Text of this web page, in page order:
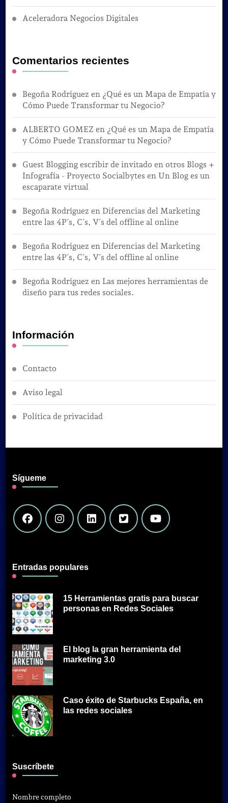
Aceleradora Negocios Digitales
Comentarios recientes
Begoña Rodríguez en ¿Qué es un Mapa de Empatía y
Cómo Puede Transformar tu Negocio?
ALBERTO GOMEZ en ¿Qué es un Mapa de Empatía
y Cómo Puede Transformar tu Negocio?
Guest Blogging escribir de invitado en otros Blogs +
Infografía - Proyecto Socialbytes en Un Blog es un
escaparate virtual
Begoña Rodríguez en Diferencias del Marketing
entre las 4P´s, C´s, V´s del offline al online
Begoña Rodríguez en Diferencias del Marketing
entre las 4P´s, C´s, V´s del offline al online
Begoña Rodríguez en Las mejores herramientas de
diseño para tus redes sociales.
Información
Contacto
Aviso legal
Política de privacidad
Sígueme
Entradas populares
15 Herramientas gratis para buscar
personas en Redes Sociales
El blog la gran herramienta del
marketing 3.0
Caso éxito de Starbucks España, en
las redes sociales
Suscríbete
Nombre completo